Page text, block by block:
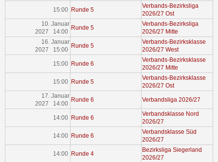
15:00 Runde 5
Verbands-Bezirksliga
2026/27 Ost
10. Januar
2027 14:00
Runde 5
Verbands-Bezirksliga
2026/27 Mitte
16. Januar
2027 15:00
Runde 5
Verbands-Bezirksklasse
2026/27 West
15:00 Runde 6
Verbands-Bezirksklasse
2026/27 Mitte
15:00 Runde 5
Verbands-Bezirksklasse
2026/27 Ost
17. Januar
2027 14:00
Runde 6 Verbandsliga 2026/27
14:00 Runde 6
Verbandsklasse Nord
2026/27
14:00 Runde 6
Verbandsklasse Süd
2026/27
14:00 Runde 4
Bezirksliga Siegerland
2026/27